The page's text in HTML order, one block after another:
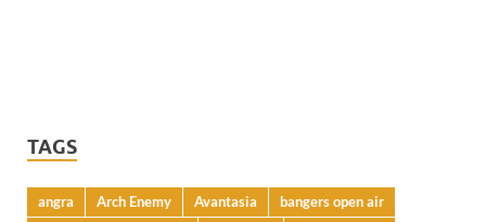
TAGS
angra Arch Enemy Avantasia
bangers open air